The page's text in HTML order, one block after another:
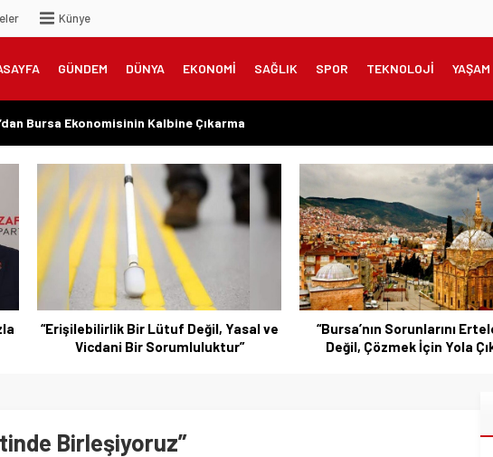
Künye
GÜNDEM DÜNYA EKONOMİ SAĞLIK SPOR TEKNOLOJİ YAŞAM
Bursa Ekonomisinin Kalbine Çıkarma
Neden Emeklilere Uygulanmadı?”
Kazanılmış Haklar Korunmalı, Belirsizlikler Son Bulmalı”
Ülkede Başarıyı Kimsenin Lütfuyla Değil, İğneyle Kuyu Kazarak Kazanıyor”
Tartışmaların Değil, Millet Vicdanının Konusudur”
“Erişilebilirlik Bir Lütuf Değil, Yasal ve
Vicdani Bir Sorumluluktur”
“Bursa’nın Sorunlarını
Değil, Çözmek İçin Yola
Birleşiyoruz”